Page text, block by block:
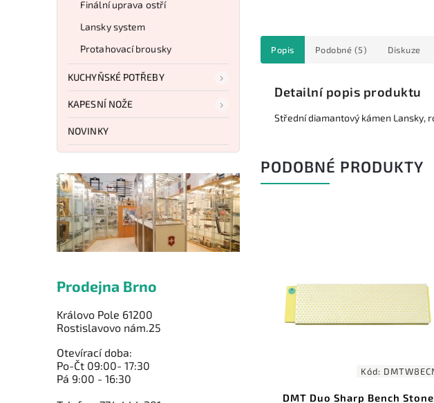
Finální uprava ostří
Lansky system
Protahovací brousky
KUCHYŇSKÉ POTŘEBY
KAPESNÍ NOŽE
NOVINKY
Prodejna Brno
Královo Pole 61200
Rostislavovo nám.25
Otevírací doba:
Po-Čt 09:00- 17:30
Pá 9:00 - 16:30
Popis Podobné (5) Diskuze
Detailní popis produktu
Střední diamantový kámen Lansky,
PODOBNÉ PRODUKTY
Kód:
DMT Duo Sharp Bench Stone